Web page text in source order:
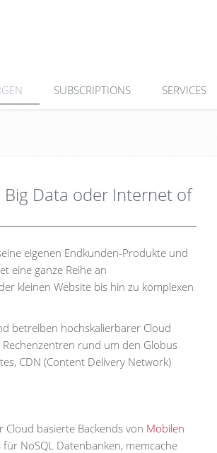
SUBSCRIPTIONS SERVICES
Big Data oder Internet of
eigenen Endkunden-Produkte und
eine ganze Reihe an
kleinen Website bis hin zu komplexen
betreiben hochskalierbarer Cloud
rund um den Globus
CDN (Content Delivery Network)
Cloud basierte Backends von Mobilen
NoSQL Datenbanken, memcache